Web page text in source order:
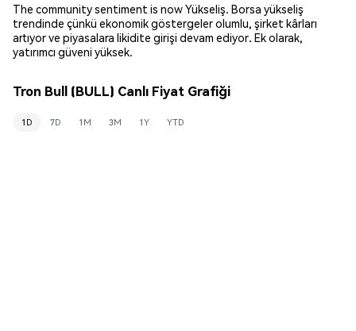
The community sentiment is now Yükseliş. Borsa yükseliş
trendinde çünkü ekonomik göstergeler olumlu, şirket kârları
artıyor ve piyasalara likidite girişi devam ediyor. Ek olarak,
yatırımcı güveni yüksek.
Tron Bull (BULL) Canlı Fiyat Grafiği
1D 7D 1M 3M 1Y YTD